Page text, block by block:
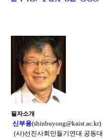
필자소개
신부용(shinbuyong@kaist.ac.kr)
(사)선진사회만들기연대 공동